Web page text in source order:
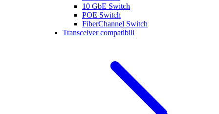
10 GbE Switch
POE Switch
FiberChannel Switch
Transceiver compatibili